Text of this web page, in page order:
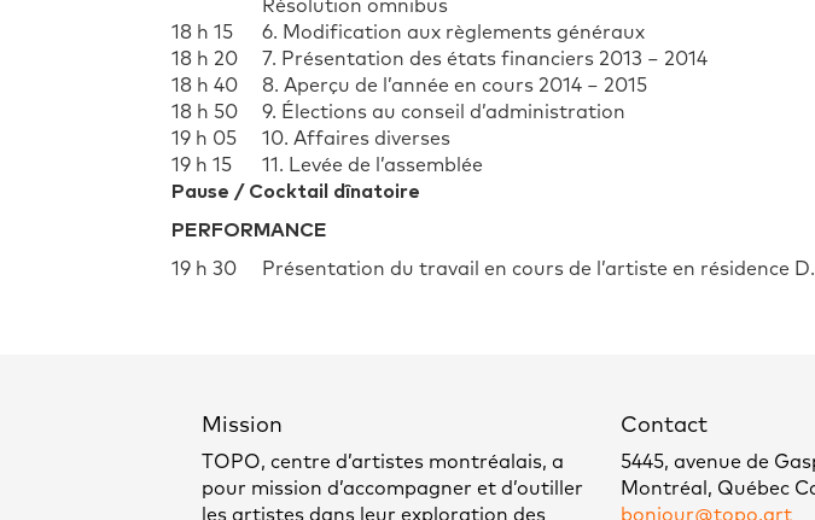
Résolution omnibus
18 h 15
6. Modification aux règlements généraux
18 h 20
7. Présentation des états financiers 2013 − 2014
18 h 40
8. Aperçu de l’année en cours 2014 − 2015
18 h 50
9. Élections au conseil d’administration
19 h 05
10. Affaires diverses
19 h 15
11. Levée de l’assemblée
Pause / Cocktail dînatoire
PERFORMANCE
19 h 30
Présentation du travail en cours de l’artiste en résidence
Mission
TOPO, centre d’artistes montréalais, a
pour mission d’accompagner et d’outiller
les artistes dans leur exploration des
Contact
5445, avenue de
Montréal, Québec
bonjour@topo.art